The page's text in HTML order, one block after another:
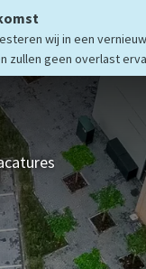
wij in een
zullen geen overlast
Kamers &